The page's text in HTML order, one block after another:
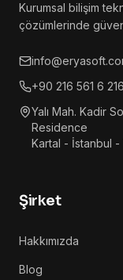
Kurumsal bilişim
çözümlerinde
+90 216 561 6 216
Yalı Mah. Kadir
Residence
Kartal - İstanbul -
Şirket
Hakkımızda
Blog